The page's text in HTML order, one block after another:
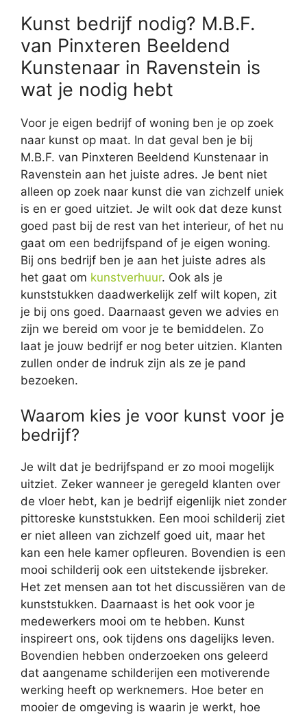
Kunst bedrijf nodig? M.B.F.
van Pinxteren Beeldend
Kunstenaar in Ravenstein is
wat je nodig hebt
Voor je eigen bedrijf of woning ben je op zoek
naar kunst op maat. In dat geval ben je bij
M.B.F. van Pinxteren Beeldend Kunstenaar in
Ravenstein aan het juiste adres. Je bent niet
alleen op zoek naar kunst die van zichzelf uniek
is en er goed uitziet. Je wilt ook dat deze kunst
goed past bij de rest van het interieur, of het nu
gaat om een bedrijfspand of je eigen woning.
Bij ons bedrijf ben je aan het juiste adres als
het gaat om kunstverhuur. Ook als je
kunststukken daadwerkelijk zelf wilt kopen, zit
je bij ons goed. Daarnaast geven we advies en
zijn we bereid om voor je te bemiddelen. Zo
laat je jouw bedrijf er nog beter uitzien. Klanten
zullen onder de indruk zijn als ze je pand
bezoeken.
Waarom kies je voor kunst voor je
bedrijf?
Je wilt dat je bedrijfspand er zo mooi mogelijk
uitziet. Zeker wanneer je geregeld klanten over
de vloer hebt, kan je bedrijf eigenlijk niet zonder
pittoreske kunststukken. Een mooi schilderij ziet
er niet alleen van zichzelf goed uit, maar het
kan een hele kamer opfleuren. Bovendien is een
mooi schilderij ook een uitstekende ijsbreker.
Het zet mensen aan tot het discussiëren van de
kunststukken. Daarnaast is het ook voor je
medewerkers mooi om te hebben. Kunst
inspireert ons, ook tijdens ons dagelijks leven.
Bovendien hebben onderzoeken ons geleerd
dat aangename schilderijen een motiverende
werking heeft op werknemers. Hoe beter en
mooier de omgeving is waarin je werkt, hoe